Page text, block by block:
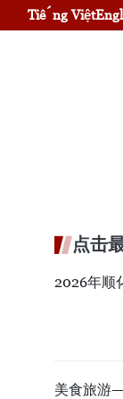
Tiếng Việt
点击
2026年顺
美食旅游